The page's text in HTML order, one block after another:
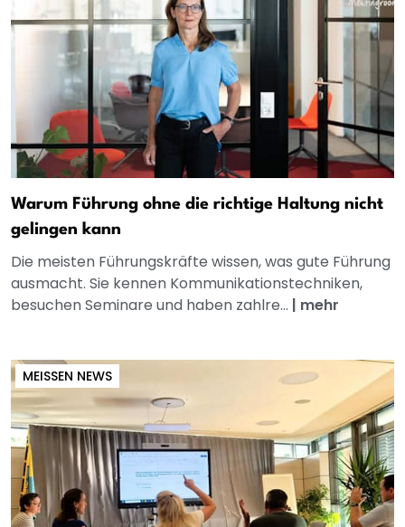
Warum Führung ohne die richtige Haltung nicht
gelingen kann
Die meisten Führungskräfte wissen, was gute Führung
ausmacht. Sie kennen Kommunikationstechniken,
besuchen Seminare und haben zahlre... | mehr
MEISSEN NEWS